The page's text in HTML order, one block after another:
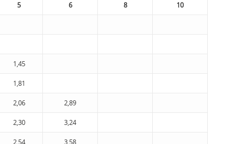
5 6 8 10
1,45
1,81
2,06 2,89
2,30 3,24
2,54 3,58